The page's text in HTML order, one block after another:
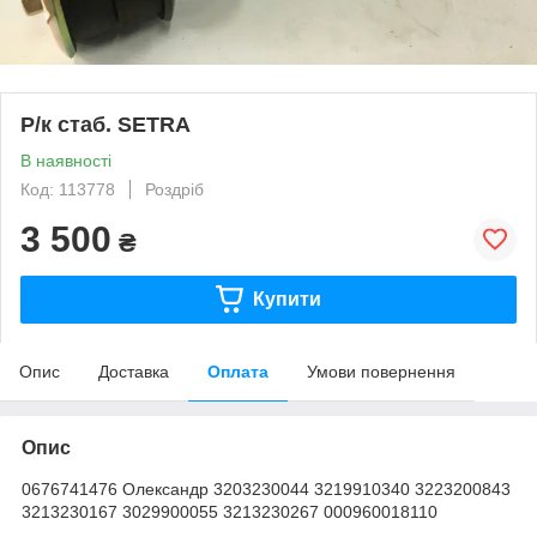
Р/к стаб. SETRA
В наявності
Код: 113778
Роздріб
3 500 ₴
Купити
Опис Доставка Оплата Умови повернення
Опис
0676741476 Олександр 3203230044 3219910340 3223200843
3213230167 3029900055 3213230267 000960018110